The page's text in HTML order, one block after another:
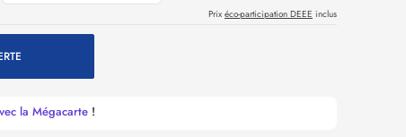
Prix éco-participation DEEE inclus
la Mégacarte !